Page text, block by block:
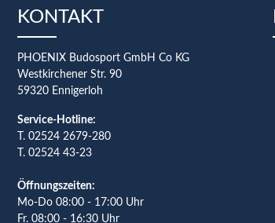
KONTAKT
PHOENIX Budosport GmbH Co KG
Westkirchener Str. 90
59320 Ennigerloh
Service-Hotline:
T. 02524 2679-280
T. 02524 43-23
Öffnungszeiten:
Mo-Do 08:00 - 17:00 Uhr
Fr. 08:00 - 16:30 Uhr